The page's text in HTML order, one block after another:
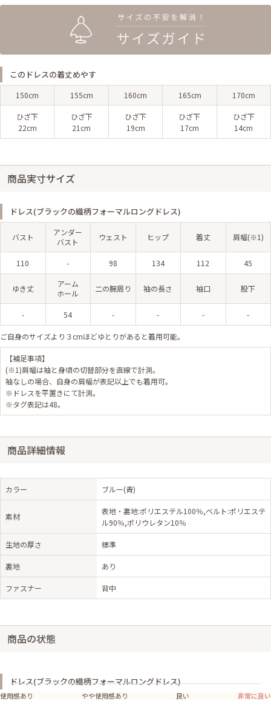
このドレスの着丈めやす
150cm 155cm 160cm 165cm 170cm
ひざ下
22cm
ひざ下
21cm
ひざ下
19cm
ひざ下
17cm
ひざ下
14cm
商品実寸サイズ
ドレス(ブラックの織柄フォーマルロングドレス)
バスト
アンダー
バスト
ウェスト ヒップ 着丈 肩幅(※1)
110 - 98 134 112 45
ゆき丈
アーム
ホール
二の腕周り 袖の長さ 袖口 股下
- 54 - - - -
ご自身のサイズより３cmほどゆとりがあると着用可能。
【補足事項】
(※1)肩幅は袖と身頃の切替部分を直線で計測。
袖なしの場合、自身の肩幅が表記以上でも着用可。
※ドレスを平置きにて計測。
※タグ表記は48。
商品詳細情報
カラー ブルー(青)
素材
表地・裏地:ポリエステル100％,ベルト:ポリエステ
ル90％,ポリウレタン10％
生地の厚さ 標準
裏地 あり
ファスナー 背中
商品の状態
ドレス(ブラックの織柄フォーマルロングドレス)
使用感あり やや使用感あり 良い 非常に良い